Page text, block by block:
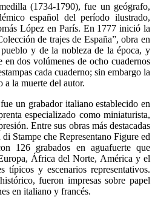
(1734-1790), fue un geógrafo,
español del período ilustrado,
López en París. En 1777 inició la
de trajes de España”, obra en
y de la nobleza de la época, y
en dos volúmenes de ocho cuadernos
cada cuaderno; sin embargo la
a la muerte del autor.
un grabador italiano establecido en
especializado como miniaturista,
Entre sus obras más destacadas
Stampe che Representano Figure ed
126 grabados en aguafuerte que
África del Norte, América y el
típicos y escenarios representativos.
fueron impresas sobre papel
en italiano y francés.